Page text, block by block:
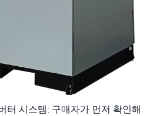
터 시스템: 구매자가 먼저 확인해